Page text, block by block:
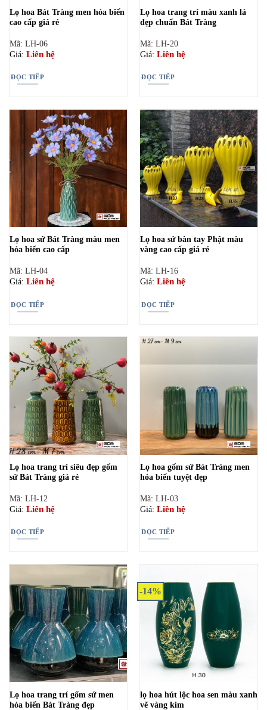
Lọ hoa Bát Tràng men hỏa biến
cao cấp giá rẻ
Mã: LH-06
Giá: Liên hệ
ĐỌC TIẾP
Lọ hoa trang trí màu xanh lá
đẹp chuẩn Bát Tràng
Mã: LH-20
Giá: Liên hệ
ĐỌC TIẾP
Lọ hoa sứ Bát Tràng màu men
hỏa biến cao cấp
Mã: LH-04
Giá: Liên hệ
ĐỌC TIẾP
Lọ hoa sứ bàn tay Phật màu
vàng cao cấp giá rẻ
Mã: LH-16
Giá: Liên hệ
ĐỌC TIẾP
Lọ hoa trang trí siêu đẹp gốm
sứ Bát Tràng giá rẻ
Mã: LH-12
Giá: Liên hệ
ĐỌC TIẾP
Lọ hoa gốm sứ Bát Tràng men
hỏa biến tuyệt đẹp
Mã: LH-03
Giá: Liên hệ
ĐỌC TIẾP
Lọ hoa trang trí gốm sứ men
hỏa biến Bát Tràng đẹp
-14%
lọ hoa hút lộc hoa sen màu xanh
vẽ vàng kim